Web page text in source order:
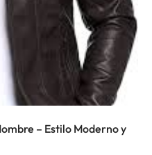
– Estilo Moderno y